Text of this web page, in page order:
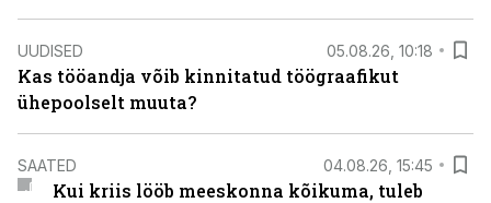
UUDISED 05.08.26, 10:18
Kas tööandja võib kinnitatud töögraafikut
ühepoolselt muuta?
SAATED 04.08.26, 15:45
Kui kriis lööb meeskonna kõikuma, tuleb